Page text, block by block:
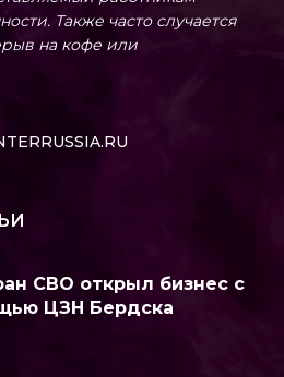
Также часто случается
на кофе или
СВО открыл бизнес с
ЦЗН Бердска